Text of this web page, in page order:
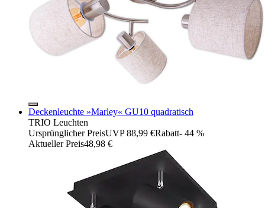
Deckenleuchte »Marley« GU10 quadratisch
TRIO Leuchten
Ursprünglicher PreisUVP 88,99 €Rabatt- 44 %
Aktueller Preis48,98 €